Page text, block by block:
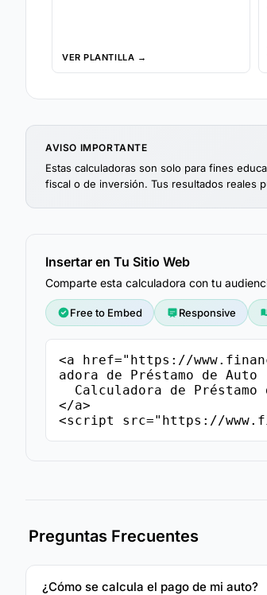
VER PLANTILLA →
AVISO IMPORTANTE
Estas calculadoras son solo para fines
fiscal o de inversión. Tus resultados reales
Insertar en Tu Sitio Web
Comparte esta calculadora con tu
Free to Embed Responsive
<a href="https://
adora de Préstamo de
</a>
<script src="https://
Preguntas Frecuentes
¿Cómo se calcula el pago de mi auto?